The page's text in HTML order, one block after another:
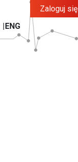
ENG
Zaloguj się